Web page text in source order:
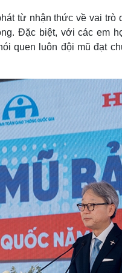
từ nhận thức về vai trò
Đặc biệt, với các em
quen luôn đội mũ đạt